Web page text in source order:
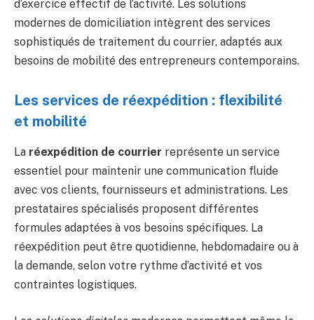
d’exercice effectif de l’activité. Les solutions
modernes de domiciliation intègrent des services
sophistiqués de traitement du courrier, adaptés aux
besoins de mobilité des entrepreneurs contemporains.
Les services de réexpédition : flexibilité
et mobilité
La réexpédition de courrier représente un service
essentiel pour maintenir une communication fluide
avec vos clients, fournisseurs et administrations. Les
prestataires spécialisés proposent différentes
formules adaptées à vos besoins spécifiques. La
réexpédition peut être quotidienne, hebdomadaire ou à
la demande, selon votre rythme d’activité et vos
contraintes logistiques.